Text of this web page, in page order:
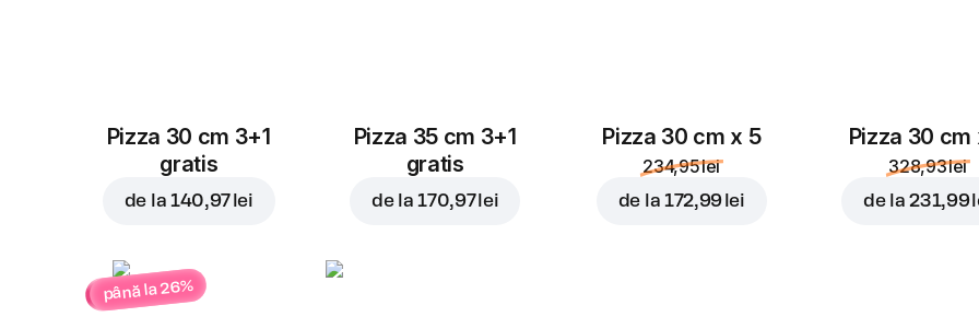
Pizza 30 cm 3+1
gratis
de la 140,97 lei
Pizza 35 cm 3+1
gratis
de la170,97 lei
Pizza 30 cm x 5
234,95 lei
de la 172,99 lei
Pizza 30 cm
328,93 lei
de la231,99
până la 26%